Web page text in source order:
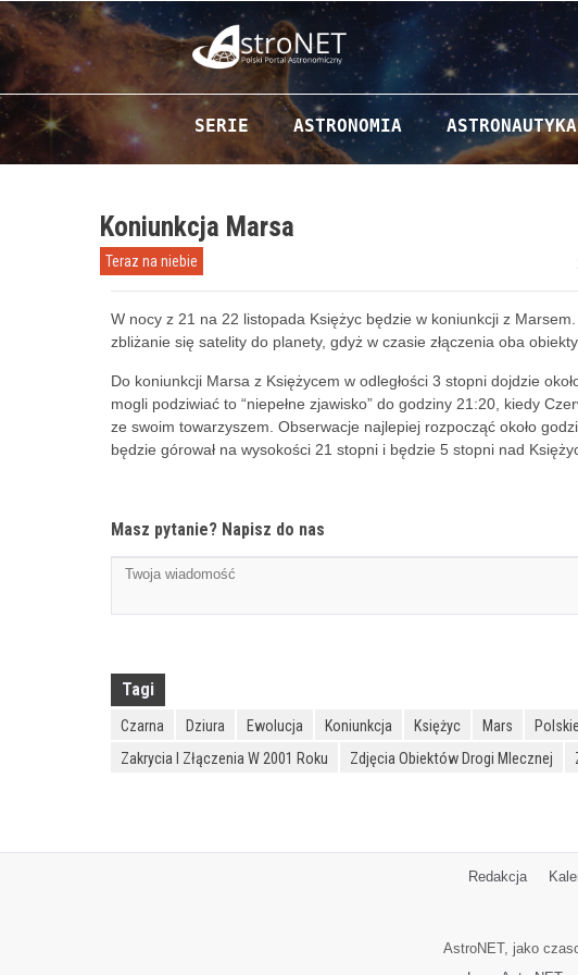
Przejdź do zawartości
SERIE ASTRONOMIA ASTRONAUTYKA
Koniunkcja Marsa
Teraz na niebie
W nocy z 21 na 22 listopada Księżyc będzie w koniunkcji z
zbliżanie się satelity do planety, gdyż w czasie złączenia oba
Do koniunkcji Marsa z Księżycem w odległości 3 stopni dojdzie
mogli podziwiać to “niepełne zjawisko” do godziny 21:20, kiedy
ze swoim towarzyszem. Obserwacje najlepiej rozpocząć około
będzie górował na wysokości 21 stopni i będzie 5 stopni nad
Masz pytanie? Napisz do nas
Tagi
Czarna Dziura Ewolucja Koniunkcja Księżyc Mars
Zakrycia I Złączenia W 2001 Roku
Zdjęcia Obiektów Drogi Mlecznej
Redakcja
AstroNET, jako